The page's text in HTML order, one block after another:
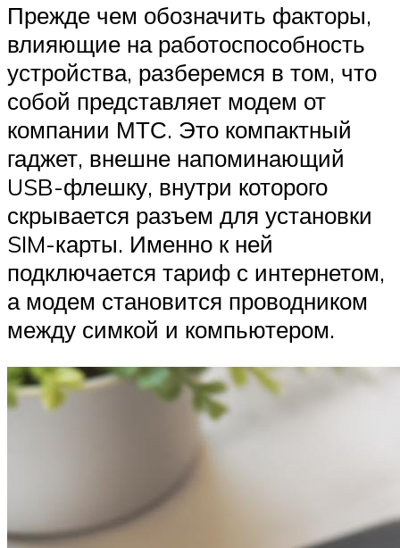
Прежде чем обозначить факторы,
влияющие на работоспособность
устройства, разберемся в том, что
собой представляет модем от
компании МТС. Это компактный
гаджет, внешне напоминающий
USB-флешку, внутри которого
скрывается разъем для установки
SIM-карты. Именно к ней
подключается тариф с интернетом,
а модем становится проводником
между симкой и компьютером.